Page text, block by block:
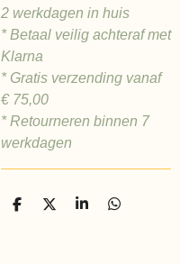
2 werkdagen in huis
* Betaal veilig achteraf met
Klarna
* Gratis verzending vanaf
€ 75,00
* Retourneren binnen 7
werkdagen
D
D
S
D